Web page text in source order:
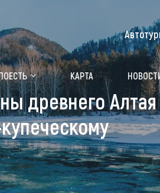
Медицинский форум
Чем заняться
Календарь событий
Аудиогид
Мой маршрут
КАРТА
древнего